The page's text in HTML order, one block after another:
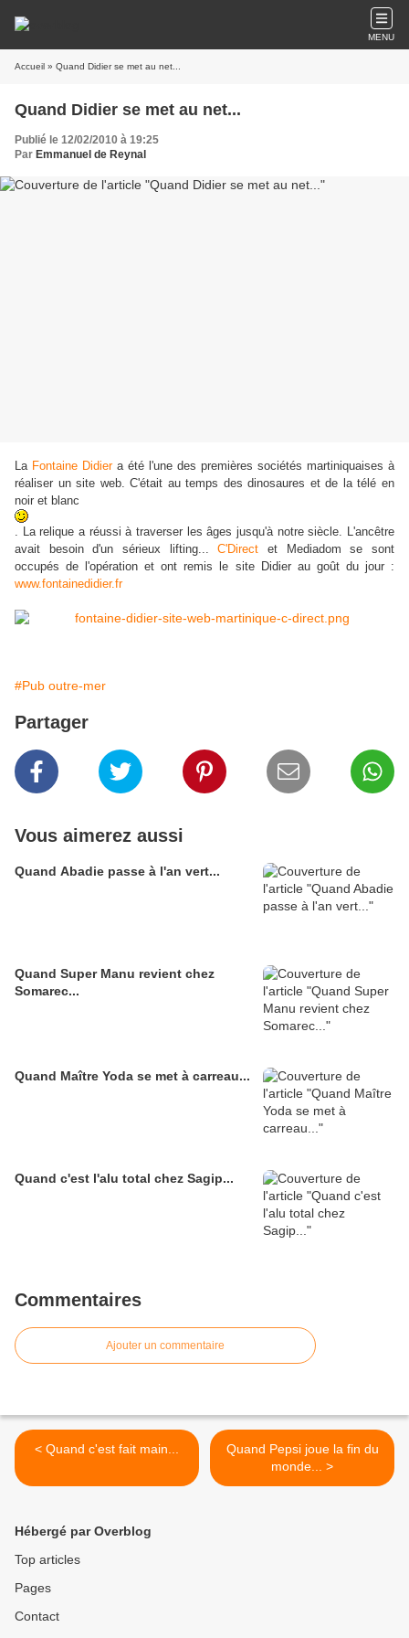
MENU
Accueil » Quand Didier se met au net...
Quand Didier se met au net...
Publié le 12/02/2010 à 19:25
Par Emmanuel de Reynal
La Fontaine Didiera été l'une des premières sociétés martiniquaises à
réaliser un site web. C'était au temps des dinosaures et de la télé en
noir et blanc
. La relique a réussi à traverser les âges jusqu'à notre siècle. L'ancêtre
avait besoin d'un sérieux lifting...
C'Direct
et Mediadom se sont
occupés de l'opération et ont remis le site Didier au goût du jour :
www.fontainedidier.fr
#Pub outre-mer
Partager
Vous aimerez aussi
Quand Abadie passe à l'an vert...
Quand Super Manu revient chez
Somarec...
Quand Maître Yoda se met à carreau...
Quand c'est l'alu total chez Sagip...
Commentaires
Ajouter un commentaire
< Quand c'est fait main...
Quand Pepsi joue la fin du
monde... >
Hébergé par Overblog
Top articles
Pages
Contact